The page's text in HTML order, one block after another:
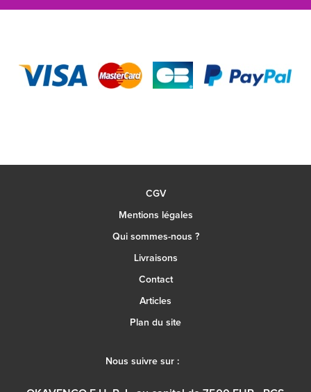
CGV
Mentions légales
Qui sommes-nous ?
Livraisons
Contact
Articles
Plan du site
Nous suivre sur :